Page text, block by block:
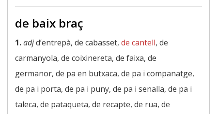
de baix braç
1.adjd’entrepà, de cabasset, de cantell, de
carmanyola, de coixinereta, de faixa, de
germanor, de pa en butxaca, de pa i companatge,
de pa i porta, de pa i puny, de pa i senalla, de pa i
taleca, de pataqueta, de recapte, de rua, de